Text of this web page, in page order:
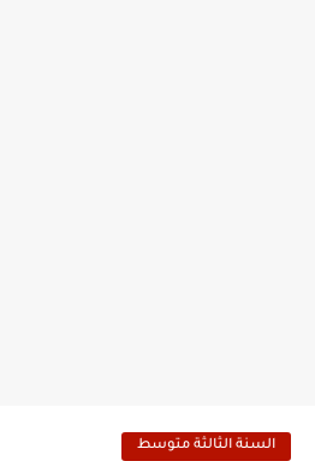
السنة الثالثة متوسط